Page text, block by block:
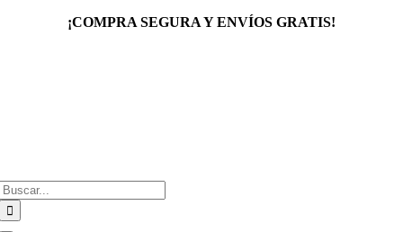
¡COMPRA SEGURA Y ENVÍOS GRATIS!